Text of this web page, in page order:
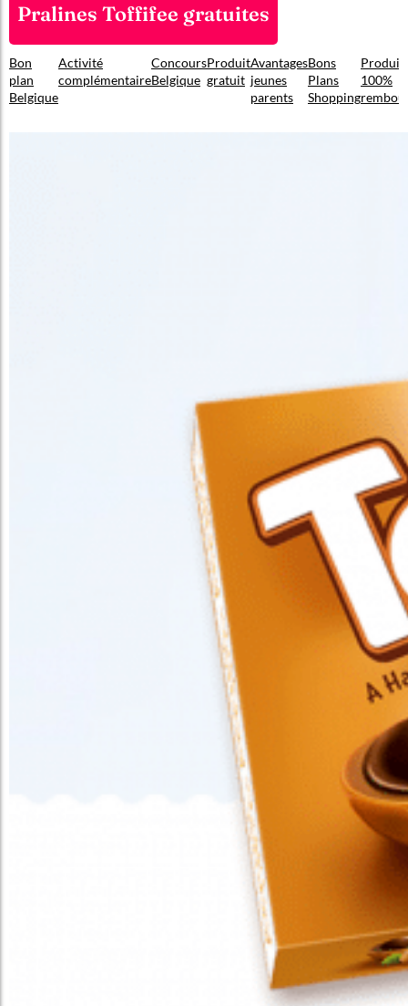
Pralines Toffifee gratuites
Bon
plan
Belgique
Activité
complémentaire
Concours
Belgique
Produit
gratuit
Avantages
jeunes
parents
Bons
Plans
Shopping
Produit
100%